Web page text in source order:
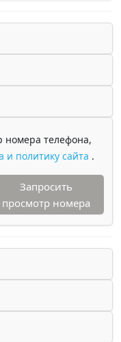
номера телефона,
и политику сайта .
Запросить
просмотр номера